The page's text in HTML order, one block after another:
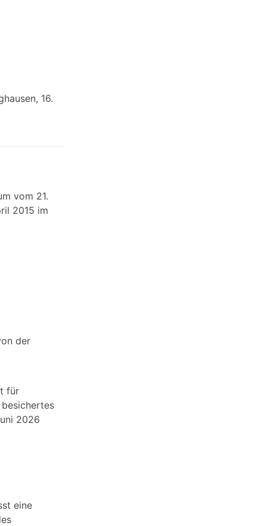
16.
vom 21.
2015 im
der
für
2026
eine